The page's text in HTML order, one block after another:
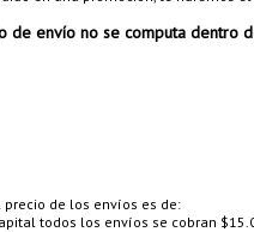
de envío no se computa
precio de los envíos es de:
todos los envíos se cobran